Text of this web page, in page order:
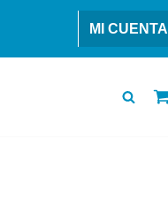
MI CUENTA